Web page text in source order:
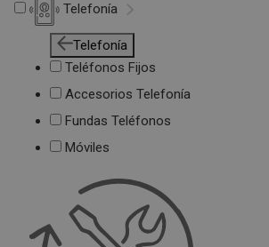
Telefonía
Telefonía
Teléfonos Fijos
Accesorios Telefonía
Fundas Teléfonos
Móviles